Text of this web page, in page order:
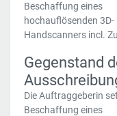
Beschaffung eines
hochauflösenden 3D-
Handscanners incl.
Gegenstand
Die Auftraggeberin
Beschaffung eines